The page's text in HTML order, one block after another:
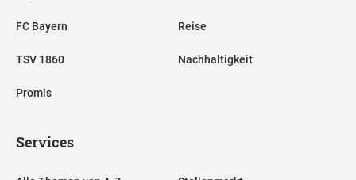
FC Bayern
TSV 1860
Promis
Reise
Nachhaltigkeit
Services